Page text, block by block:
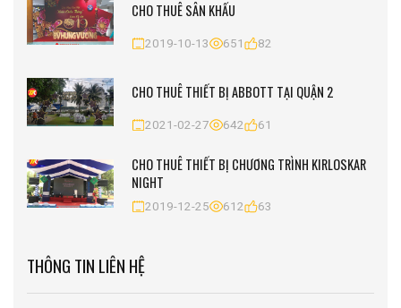
CHO THUÊ SÂN KHẤU
2019-10-13 651 82
CHO THUÊ THIẾT BỊ ABBOTT TẠI QUẬN 2
2021-02-27 642 61
CHO THUÊ THIẾT BỊ CHƯƠNG TRÌNH KIRLOSKAR
NIGHT
2019-12-25 612 63
THÔNG TIN LIÊN HỆ